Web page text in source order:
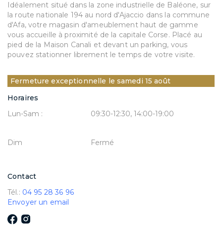
Idéalement situé dans la zone industrielle de Baléone, sur
la route nationale 194 au nord d'Ajaccio dans la commune
d'Afa, votre magasin d'ameublement haut de gamme
vous accueille à proximité de la capitale Corse. Placé au
pied de la Maison Canali et devant un parking, vous
pouvez stationner librement le temps de votre visite.
Fermeture exceptionnelle le samedi 15 août
Horaires
Lun-Sam :
09:30-12:30, 14:00-19:00
Dim Fermé
Contact
Tél.: 04 95 28 36 96
Envoyer un email